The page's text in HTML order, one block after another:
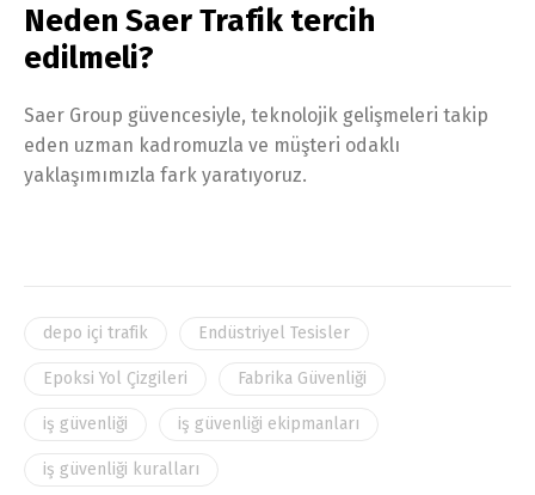
Neden Saer Trafik tercih
edilmeli?
Saer Group güvencesiyle, teknolojik gelişmeleri takip
eden uzman kadromuzla ve müşteri odaklı
yaklaşımımızla fark yaratıyoruz.
depo içi trafik Endüstriyel Tesisler
Epoksi Yol Çizgileri Fabrika Güvenliği
iş güvenliği iş güvenliği ekipmanları
iş güvenliği kuralları